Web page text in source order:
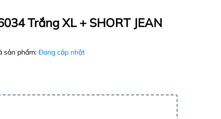
Trắng XL + SHORT JEAN
sản phẩm: Đang cập nhật